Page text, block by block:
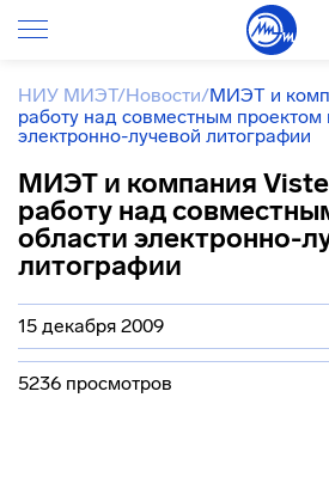
НИУ МИЭТ/Новости/МИЭТ и
работу над совместным проектом
электронно-лучевой литографии
МИЭТ и компания
работу над
области электронно-
литографии
15 декабря 2009
5236 просмотров